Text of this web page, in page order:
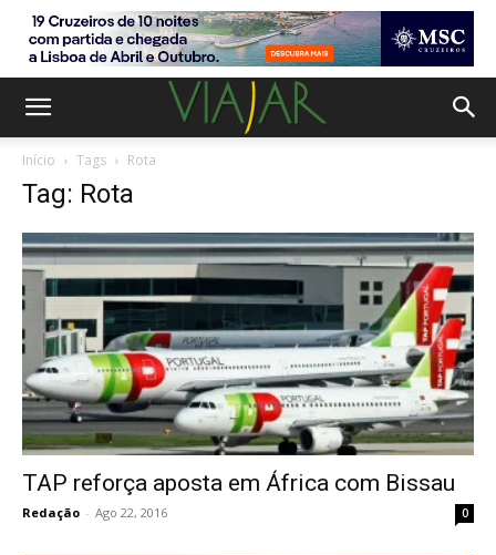
Início Tags Rota
Tag: Rota
TAP reforça aposta em África com Bissau
Redação - Ago 22, 2016 0